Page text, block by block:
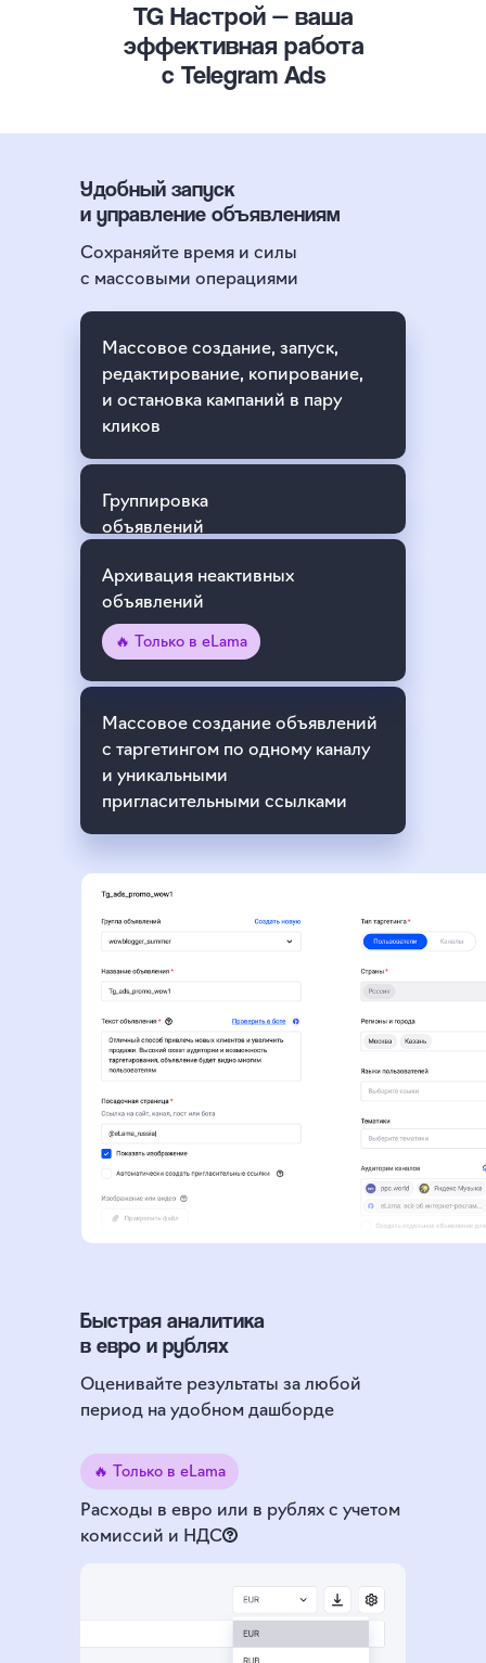
TG Настрой — ваша
эффективная работа
с Telegram Ads
Удобный запуск
и управление объявлениям
Сохраняйте время и силы
с массовыми операциями
Быстрая аналитика
в евро и рублях
Оценивайте результаты за любой
период на удобном дашборде
Расходы в евро или в рублях с учетом
комиссий и НДС
Массовое создание, запуск,
редактирование, копирование,
и остановка кампаний в пару
кликов
Массовое создание объявлений
с таргетингом по одному каналу
и уникальными
пригласительными ссылками
Группировка
объявлений
Архивация неактивных
объявлений
🔥 Только в eLama
🔥 Только в eLama
Сумма в рублях пересчитывается
по курсу в день пополнения